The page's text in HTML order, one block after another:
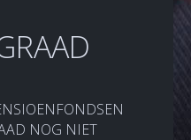
NOG NIET